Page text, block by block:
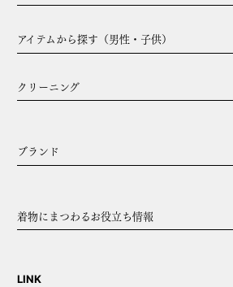
アイテムから探す（男性・子供）
クリーニング
ブランド
着物にまつわるお役立ち情報
LINK